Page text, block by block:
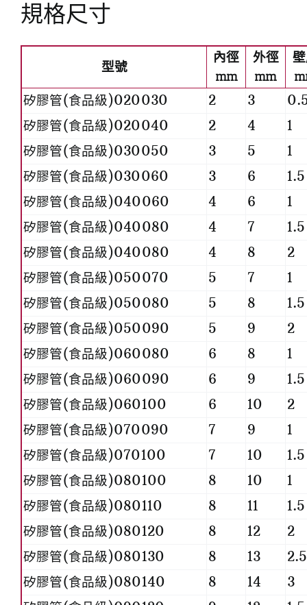
規格尺寸
型號
內徑
mm
外徑
mm
矽膠管(食品級)020030
2 3
矽膠管(食品級)020040
2 4
1
矽膠管(食品級)030050
3 5
1
矽膠管(食品級)030060
3 6
1.5
矽膠管(食品級)040060
4 6
1
矽膠管(食品級)040080
4 7
1.5
矽膠管(食品級)040080
4 8
2
矽膠管(食品級)050070
5 7
1
矽膠管(食品級)050080
5 8
1.5
矽膠管(食品級)050090
5 9
2
矽膠管(食品級)060080
6 8
1
矽膠管(食品級)060090
6 9
1.5
矽膠管(食品級)060100
6 10
2
矽膠管(食品級)070090
7 9
1
矽膠管(食品級)070100
7 10
1.5
矽膠管(食品級)080100
8 10
1
矽膠管(食品級)080110
8 11
1.5
矽膠管(食品級)080120
8 12
2
矽膠管(食品級)080130
8 13
2.5
矽膠管(食品級)080140
8 14
3